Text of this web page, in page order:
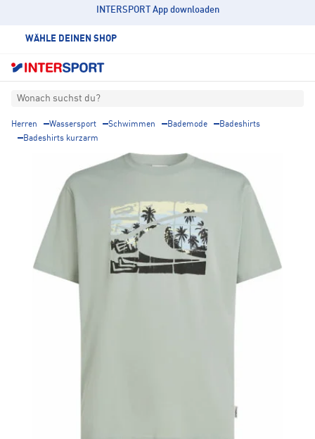
INTERSPORT App downloaden
WÄHLE DEINEN SHOP
Wonach suchst du?
Herren Wassersport Schwimmen Bademode
Badeshirts
Badeshirts kurzarm